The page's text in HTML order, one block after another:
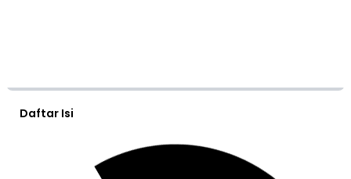
Daftar Isi